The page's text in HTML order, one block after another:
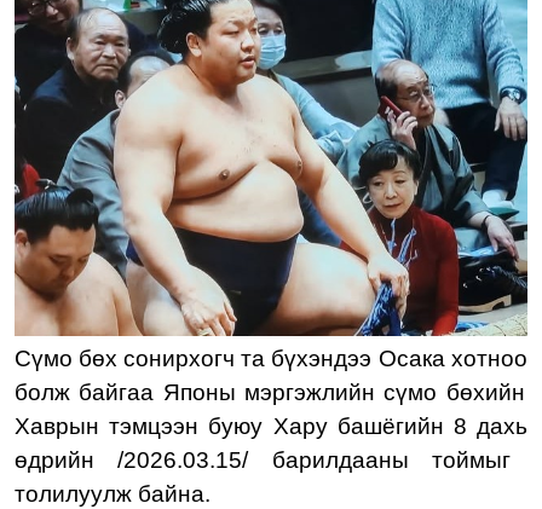
Сүмо бөх сонирхогч та бүхэндээ Осака хотноо
болж байгаа Японы мэргэжлийн сүмо бөхийн
Хаврын тэмцээн буюу Хару башёгийн 8 дахь
өдрийн /2026.03.15/ барилдааны тоймыг
толилуулж байна.